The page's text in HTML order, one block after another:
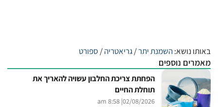
באותו נושא:השמנת יתר/גריאטריה/ ספורט
מאמרים נוספים
הפחתת צריכת החלבון עשויה להאריך את
תוחלת החיים
02/08/2026
| 8:58 am